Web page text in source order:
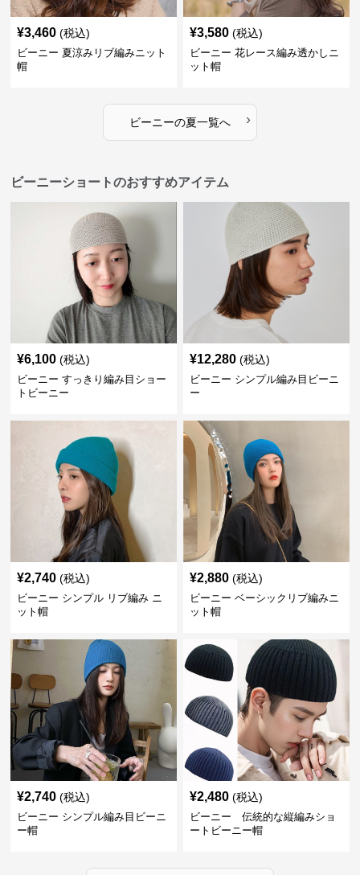
¥3,460 (税込)
ビーニー 夏涼みリブ編みニット
帽
¥3,580 (税込)
ビーニー 花レース編み透かしニ
ット帽
ビーニーの夏一覧へ ›
ビーニーショートのおすすめアイテム
¥6,100 (税込)
ビーニー すっきり編み目ショー
トビーニー
¥12,280 (税込)
ビーニー シンプル編み目ビーニ
ー
¥2,740 (税込)
ビーニー シンプル リブ編み ニ
ット帽
¥2,880 (税込)
ビーニー ベーシックリブ編みニ
ット帽
¥2,740 (税込)
ビーニー シンプル編み目ビーニ
ー帽
¥2,480 (税込)
ビーニー 伝統的な縦編みショ
ートビーニー帽